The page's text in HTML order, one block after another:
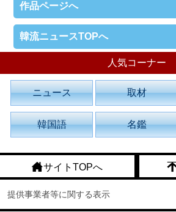
作品ページへ
韓流ニュースTOPへ
人気コーナー
ニュース 取材
韓国語 名鑑
サイトTOPへ
提供事業者等に関する表示